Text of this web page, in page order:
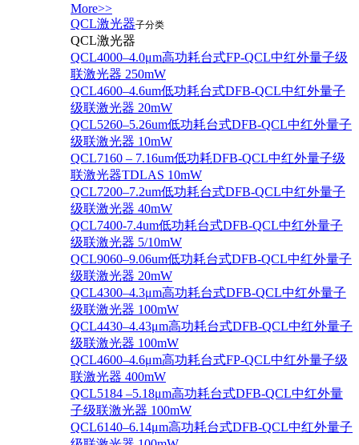
More>>
QCL激光器子分类
QCL激光器
QCL4000–4.0μm高功耗台式FP-QCL中红外量子级
联激光器 250mW
QCL4600–4.6um低功耗台式DFB-QCL中红外量子
级联激光器 20mW
QCL5260–5.26um低功耗台式DFB-QCL中红外量子
级联激光器 10mW
QCL7160 – 7.16um低功耗DFB-QCL中红外量子级
联激光器TDLAS 10mW
QCL7200–7.2um低功耗台式DFB-QCL中红外量子
级联激光器 40mW
QCL7400-7.4um低功耗台式DFB-QCL中红外量子
级联激光器 5/10mW
QCL9060–9.06um低功耗台式DFB-QCL中红外量子
级联激光器 20mW
QCL4300–4.3μm高功耗台式DFB-QCL中红外量子
级联激光器 100mW
QCL4430–4.43μm高功耗台式DFB-QCL中红外量子
级联激光器 100mW
QCL4600–4.6μm高功耗台式FP-QCL中红外量子级
联激光器 400mW
QCL5184 –5.18μm高功耗台式DFB-QCL中红外量
子级联激光器 100mW
QCL6140–6.14μm高功耗台式DFB-QCL中红外量子